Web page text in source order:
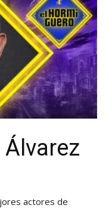
actores de